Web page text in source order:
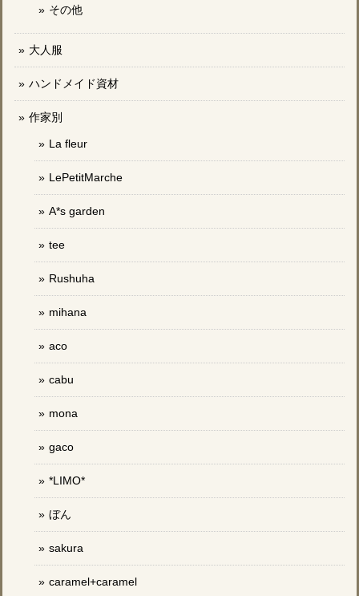
その他
大人服
ハンドメイド資材
作家別
La fleur
LePetitMarche
A*s garden
tee
Rushuha
mihana
aco
cabu
mona
gaco
*LIMO*
ぼん
sakura
caramel+caramel